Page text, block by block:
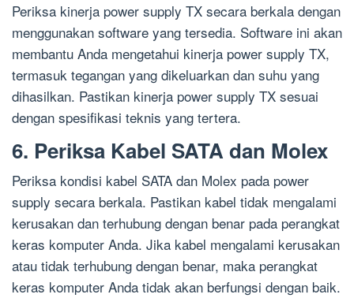
Periksa kinerja power supply TX secara berkala dengan
menggunakan software yang tersedia. Software ini akan
membantu Anda mengetahui kinerja power supply TX,
termasuk tegangan yang dikeluarkan dan suhu yang
dihasilkan. Pastikan kinerja power supply TX sesuai
dengan spesifikasi teknis yang tertera.
6. Periksa Kabel SATA dan Molex
Periksa kondisi kabel SATA dan Molex pada power
supply secara berkala. Pastikan kabel tidak mengalami
kerusakan dan terhubung dengan benar pada perangkat
keras komputer Anda. Jika kabel mengalami kerusakan
atau tidak terhubung dengan benar, maka perangkat
keras komputer Anda tidak akan berfungsi dengan baik.